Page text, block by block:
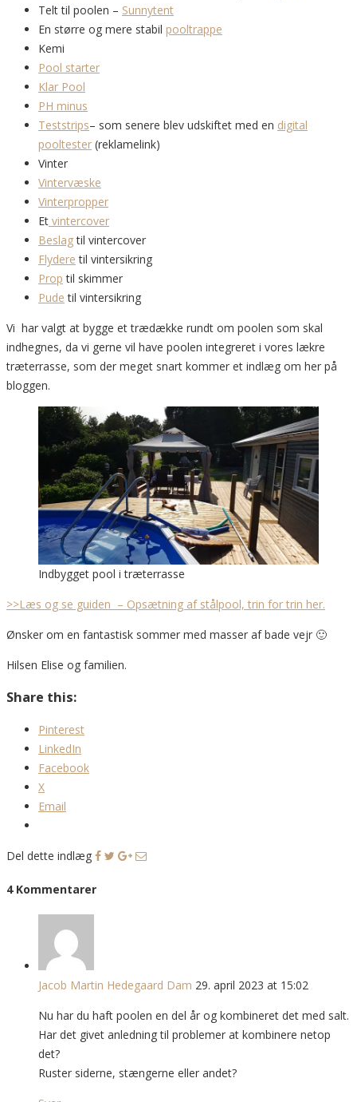
Telt til poolen – Sunnytent
En større og mere stabil pooltrappe
Kemi
Pool starter
Klar Pool
PH minus
Teststrips– som senere blev udskiftet med en digital
pooltester (reklamelink)
Vinter
Vintervæske
Vinterpropper
Et vintercover
Beslagtil vintercover
Flydere til vintersikring
Prop til skimmer
Pude til vintersikring
Vi har valgt at bygge et trædække rundt om poolen som skal
indhegnes, da vi gerne vil have poolen integreret i vores lækre
træterrasse, som der meget snart kommer et indlæg om her på
bloggen.
Indbygget pool i træterrasse
>>Læs og se guiden – Opsætning af stålpool, trin for trin her.
Ønsker om en fantastisk sommer med masser af bade vejr 🙂
Hilsen Elise og familien.
Share this:
Pinterest
LinkedIn
Facebook
X
Email
Del dette indlæg
4 Kommentarer
Jacob Martin Hedegaard Dam 29. april 2023 at 15:02
Nu har du haft poolen en del år og kombineret det med salt.
Har det givet anledning til problemer at kombinere netop
det?
Ruster siderne, stængerne eller andet?